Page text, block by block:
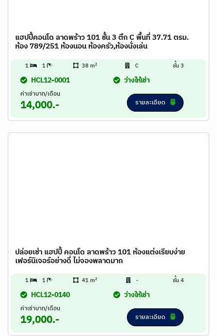
แฮปปี้คอนโด ลาดพร้าว 101 ชั้น 3 ตึก C พื้นที่ 37.71 ตรม.
ห้อง 789/251 ห้องนอน ห้องครัว,ห้องนั่งเล่น
1 1 38 m2 C ชั้น 3
HCL12-0001 ว่างให้เช่า
ค่าเช่าบาท/เดือน
14,000.- รายละเอียด
ปล่อยเช่า แฮปปี้ คอนโด ลาดพร้าว 101 ห้องแต่งเรียบง่าย
เฟอร์นิเจอร์อย่างดี่ ไม่จองพลาดมาก
1 1 41 m2 - ชั้น 4
HCL12-0140 ว่างให้เช่า
ค่าเช่าบาท/เดือน
19,000.- รายละเอียด